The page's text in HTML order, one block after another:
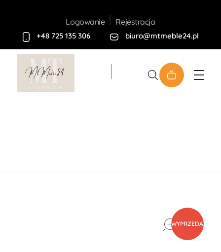
Logowanie Rejestracja
+48 725 135 306 biuro@mtmeble24.pl
open
WYPRZEDAŻ